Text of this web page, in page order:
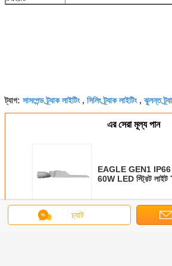
ট্যাগ: সাসপেন্ড ট্র্যাক লাইটিং, সিলিং ট্র্যাক লাইটিং, ঝুলন্ত
এর সেরা মূল্য পান
EAGLE GEN1
60W LED স্ট্রিট
চ্যাট